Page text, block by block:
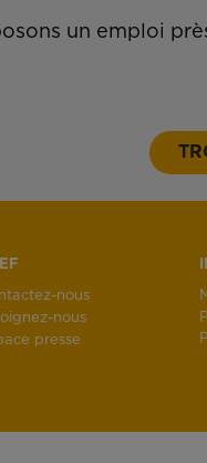
un emploi
nous
nous
presse